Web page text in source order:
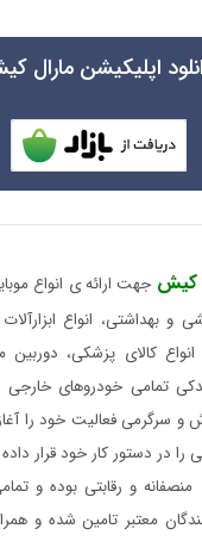
اپلیکیشن مارال
کیش جهت ارائه ی انواع
و بهداشتی، انواع
انواع کالای پزشکی،
یدکی تمامی خودروهای
سرگرمی فعالیت خود را
را در دستور کار خود قرار
و رقابتی بوده و
معتبر تامین شده و